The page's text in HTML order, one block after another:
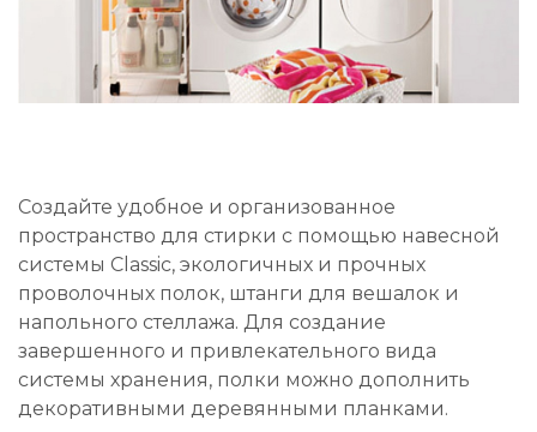
Создайте удобное и организованное
пространство для стирки с помощью навесной
системы Classic, экологичных и прочных
проволочных полок, штанги для вешалок и
напольного стеллажа. Для создание
завершенного и привлекательного вида
системы хранения, полки можно дополнить
декоративными деревянными планками.